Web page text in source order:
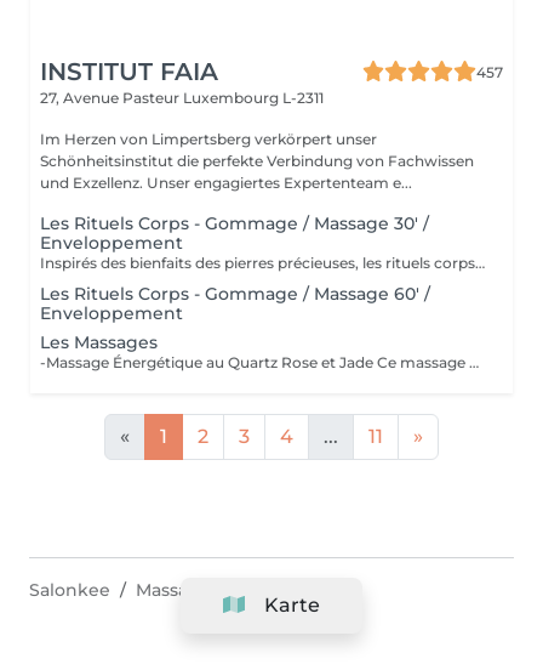
INSTITUT FAIA
457
27, Avenue Pasteur Luxembourg L-2311
Im Herzen von Limpertsberg verkörpert unser
Schönheitsinstitut die perfekte Verbindung von Fachwissen
und Exzellenz. Unser engagiertes Expertenteam e...
Les Rituels Corps - Gommage / Massage 30' /
Enveloppement
Inspirés des bienfaits des pierres précieuses, les rituels corps Gemology associent techniques de massage expertes et actifs minéraux pour offrir un moment de détente absolue. Chaque soin est conçu pour rééquilibrer, hydrater, raffermir ou détoxifier la peau, tout en apaisant le corps et l'esprit. Une expérience sensorielle unique, où luxe et efficacité se rencontrent pour révéler l'éclat naturel de votre peau.
Les Rituels Corps - Gommage / Massage 60' /
Enveloppement
Les Massages
-Massage Énergétique au Quartz Rose et Jade Ce massage unique associe la puissance vibratoire des pierres précieuses à des manuvres profondes et relaxantes. Grâce au quartz rose et au jade, il rééquilibre les énergies, relâche les tensions et réveille l'éclat intérieur. Un véritable soin holistique, pour le corps et l'esprit. -Massage Ressourçant Future Maman Spécialement conçu pour accompagner la femme enceinte en douceur, ce massage soulage les tensions, améliore la circulation et procure une profonde sensation de bien-être. Réalisé avec des mouvements enveloppants et des produits adaptés, il offre un moment précieux de connexion avec soi et avec bébé.
« 1 2 3 4 ... 11 »
Karte
Salonkee Massage & Spa